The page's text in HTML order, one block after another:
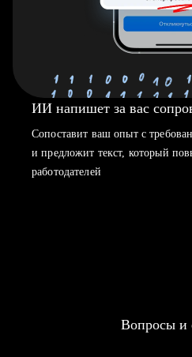
ИИ напишет за вас
Сопоставит ваш опыт с
и предложит текст, который
работодателей
Вопросы и